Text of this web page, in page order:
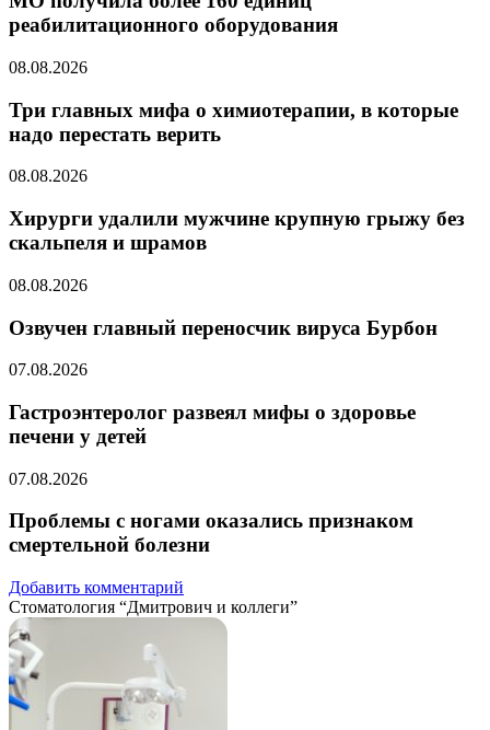
реабилитационного оборудования
08.08.2026
Три главных мифа о химиотерапии, в которые
надо перестать верить
08.08.2026
Хирурги удалили мужчине крупную грыжу без
скальпеля и шрамов
08.08.2026
Озвучен главный переносчик вируса Бурбон
07.08.2026
Гастроэнтеролог развеял мифы о здоровье
печени у детей
07.08.2026
Проблемы с ногами оказались признаком
смертельной болезни
Добавить комментарий
Стоматология “Дмитрович и коллеги”